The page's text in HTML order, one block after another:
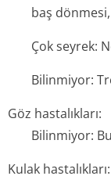
baş dönmesi,
Çok seyrek:
Bilinmiyor:
Göz hastalıkları:
Bilinmiyor:
Kulak hastalıkları: